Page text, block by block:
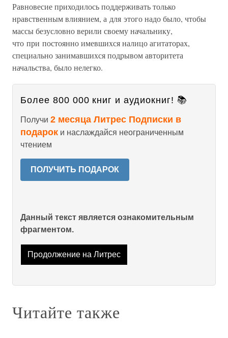
Равновесие приходилось поддерживать только
нравственным влиянием, а для этого надо было, чтобы
массы безусловно верили своему начальнику,
что при постоянно имевшихся налицо агитаторах,
специально занимавшихся подрывом авторитета
начальства, было нелегко.
Более 800 000 книг и аудиокниг! 📚
Получи 2 месяца Литрес Подписки в
подарок и наслаждайся неограниченным
чтением
ПОЛУЧИТЬ ПОДАРОК
Данный текст является ознакомительным
фрагментом.
Продолжение на Литрес
Читайте также